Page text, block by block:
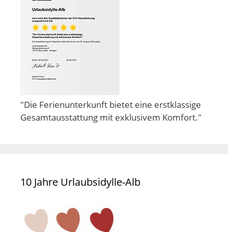
"Die Ferienunterkunft bietet eine erstklassige
Gesamtausstattung mit exklusivem Komfort."
10 Jahre Urlaubsidylle-Alb